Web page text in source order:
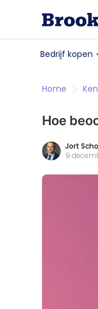
Bedrijf kopen
Home
Hoe
Jort
9